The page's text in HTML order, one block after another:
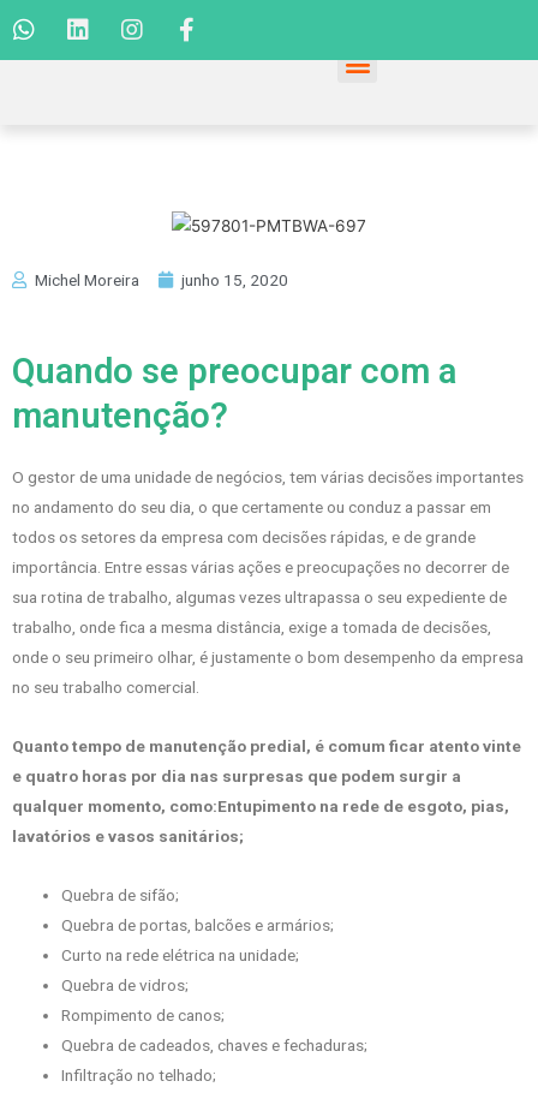
Michel Moreira junho 15, 2020
Quando se preocupar com a
manutenção?
O gestor de uma unidade de negócios, tem várias decisões importantes
no andamento do seu dia, o que certamente ou conduz a passar em
todos os setores da empresa com decisões rápidas, e de grande
importância. Entre essas várias ações e preocupações no decorrer de
sua rotina de trabalho, algumas vezes ultrapassa o seu expediente de
trabalho, onde fica a mesma distância, exige a tomada de decisões,
onde o seu primeiro olhar, é justamente o bom desempenho da empresa
no seu trabalho comercial.
Quanto tempo de manutenção predial, é comum ficar atento vinte
e quatro horas por dia nas surpresas que podem surgir a
qualquer momento, como:Entupimento na rede de esgoto, pias,
lavatórios e vasos sanitários;
Quebra de sifão;
Quebra de portas, balcões e armários;
Curto na rede elétrica na unidade;
Quebra de vidros;
Rompimento de canos;
Quebra de cadeados, chaves e fechaduras;
Infiltração no telhado;